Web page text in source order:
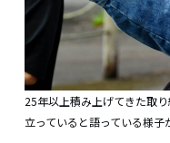
25年以上積み上げてきた取
立っていると語っている様子